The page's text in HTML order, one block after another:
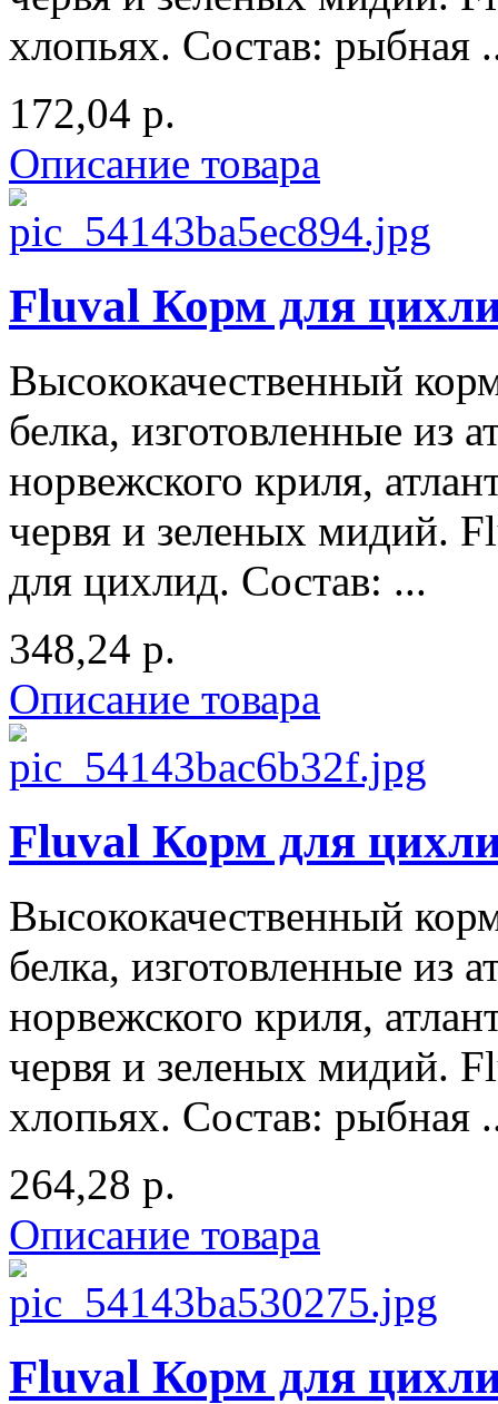
хлопьях. Состав: рыбная
172,04 р.
Описание товара
Fluval Корм для
Высококачественный
белка, изготовленные из
норвежского криля,
червя и зеленых мидий.
для цихлид. Состав: ...
348,24 р.
Описание товара
Fluval Корм для
Высококачественный
белка, изготовленные из
норвежского криля,
червя и зеленых мидий.
хлопьях. Состав: рыбная
264,28 р.
Описание товара
Fluval Корм для